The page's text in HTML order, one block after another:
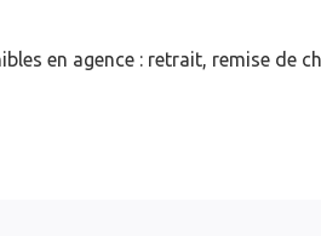
en agence : retrait, remise de